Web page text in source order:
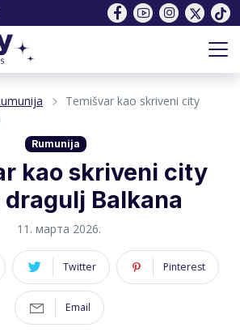
Temišvar kao skriveni city
Rumunija
kao skriveni city
dragulj Balkana
11. марта 2026.
Twitter Pinterest
Email